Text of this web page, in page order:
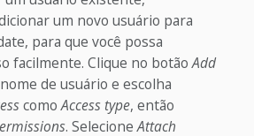
um novo usuário para
para que você possa
facilmente. Clique no botãoAdd
de usuário e escolha
comoAccess type, então
. SelecioneAttach